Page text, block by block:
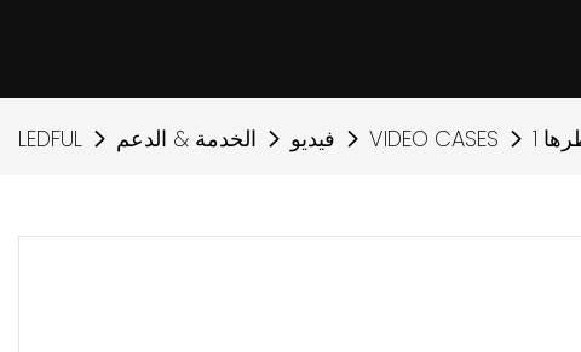
LEDFUL الخدمة & الدعم فيديو VIDEO CASES